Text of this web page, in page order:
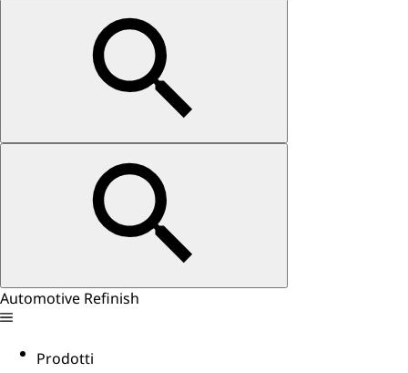
Automotive Refinish
Prodotti